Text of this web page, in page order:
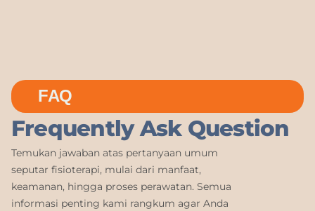
FAQ
Frequently Ask Question
Temukan jawaban atas pertanyaan umum
seputar fisioterapi, mulai dari manfaat,
keamanan, hingga proses perawatan. Semua
informasi penting kami rangkum agar Anda